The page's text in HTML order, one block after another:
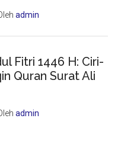
admin
Fitri 1446 H: Ciri-
Quran Surat Ali
admin